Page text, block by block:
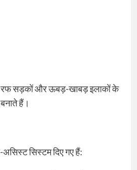
रफ सड़कों और ऊबड़-खाबड़ इलाकों के
हैं।
सिस्टम दिए गए हैं: